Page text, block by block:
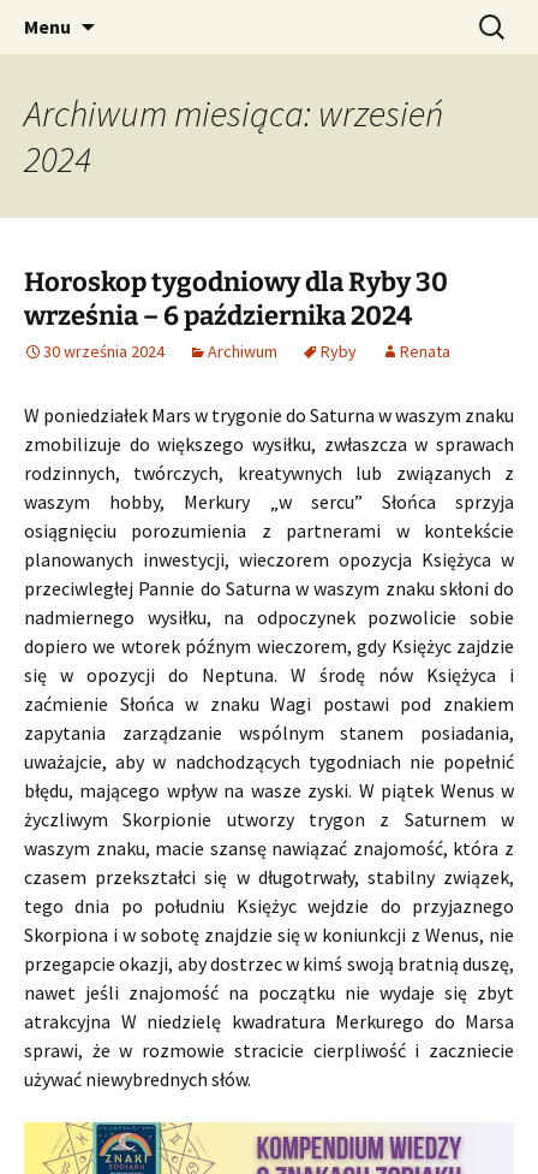
CzaroMarowy horoskop
dzienny, miesięczny i
tygodniowy
Profesjonalne przepowiednie astrologiczne
Menu Szukaj:
Archiwum miesiąca: wrzesień
2024
Horoskop tygodniowy dla Ryby 30
września – 6 października 2024
30 września 2024 Archiwum Ryby Renata
W poniedziałek Mars w trygonie do Saturna w waszym znaku
zmobilizuje do większego wysiłku, zwłaszcza w sprawach
rodzinnych, twórczych, kreatywnych lub związanych z
waszym hobby, Merkury „w sercu” Słońca sprzyja
osiągnięciu porozumienia z partnerami w kontekście
planowanych inwestycji, wieczorem opozycja Księżyca w
przeciwległej Pannie do Saturna w waszym znaku skłoni do
nadmiernego wysiłku, na odpoczynek pozwolicie sobie
dopiero we wtorek późnym wieczorem, gdy Księżyc zajdzie
się w opozycji do Neptuna. W środę nów Księżyca i
zaćmienie Słońca w znaku Wagi postawi pod znakiem
zapytania zarządzanie wspólnym stanem posiadania,
uważajcie, aby w nadchodzących tygodniach nie popełnić
błędu, mającego wpływ na wasze zyski. W piątek Wenus w
życzliwym Skorpionie utworzy trygon z Saturnem w
waszym znaku, macie szansę nawiązać znajomość, która z
czasem przekształci się w długotrwały, stabilny związek,
tego dnia po południu Księżyc wejdzie do przyjaznego
Skorpiona i w sobotę znajdzie się w koniunkcji z Wenus, nie
przegapcie okazji, aby dostrzec w kimś swoją bratnią duszę,
nawet jeśli znajomość na początku nie wydaje się zbyt
atrakcyjna W niedzielę kwadratura Merkurego do Marsa
sprawi, że w rozmowie stracicie cierpliwość i zaczniecie
używać niewybrednych słów.